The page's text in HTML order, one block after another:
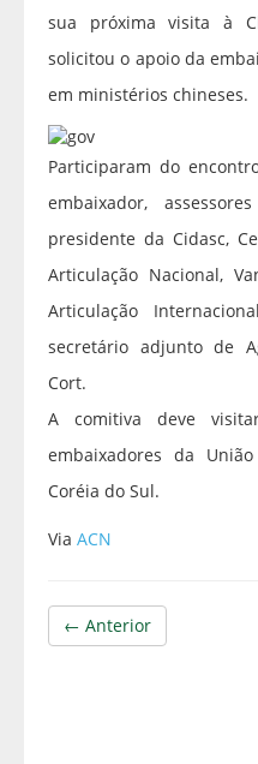
sua próxima visita à
solicitou o apoio da
em ministérios chineses.
Participaram do
embaixador,
presidente da Cidasc,
Articulação Nacional,
Articulação
secretário adjunto de
Cort.
A comitiva deve
embaixadores da
Coréia do Sul.
Via ACN
← Anterior